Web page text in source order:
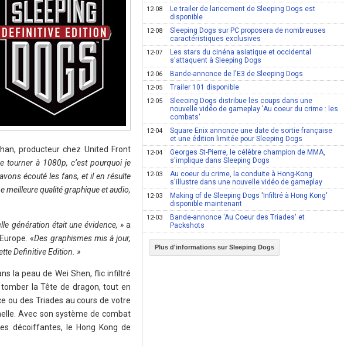
producteur chez United Front
tourner à 1080p, c’est pourquoi je
écouté les fans, et il en résulte
meilleure qualité graphique et audio,
génération était une évidence, »a
«Des graphismes mis à jour,
Definitive Edition. »
la peau de Wei Shen, flic infiltré
la Tête de dragon, tout en
ou des Triades au cours de votre
Avec son système de combat
décoiffantes, le Hong Kong de
12-08
Le trailer de lancement de Sleeping Dogs est
disponible
12-08
Sleeping Dogs sur PC proposera de nombreuses
caractéristiques exclusives
12-07
Les stars du cinéna asiatique et occidental
s'attaquent à Sleeping Dogs
12-06 Bande-annonce de l'E3 de Sleeping Dogs
12-05 Trailer 101 disponible
12-05
Sleeoing Dogs distribue les coups dans une
nouvelle vidéo de gameplay 'Au coeur du crime : les
combats'
12-04
Square Enix annonce une date de sortie française
et une édition limitée pour Sleeping Dogs
12-04
Georges St-Pierre, le célèbre champion de MMA,
s'implique dans Sleeping Dogs
12-03
Au coeur du crime, la conduite à Hong-Kong
s'illustre dans une nouvelle vidéo de gameplay
12-03
Making of de Sleeping Dogs 'Infiltré à Hong Kong'
disponible maintenant
12-03
Bande-annonce 'Au Coeur des Triades' et
Packshots
Plus d'informations sur Sleeping Dogs